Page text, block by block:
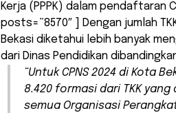
Kerja (PPPK) dalam pendaftaran
posts=”8570″ ] Dengan jumlah
Bekasi diketahui lebih banyak
dari Dinas Pendidikan
“Untuk CPNS 2024 di Kota
8.420 formasi dari TKK
semua Organisasi